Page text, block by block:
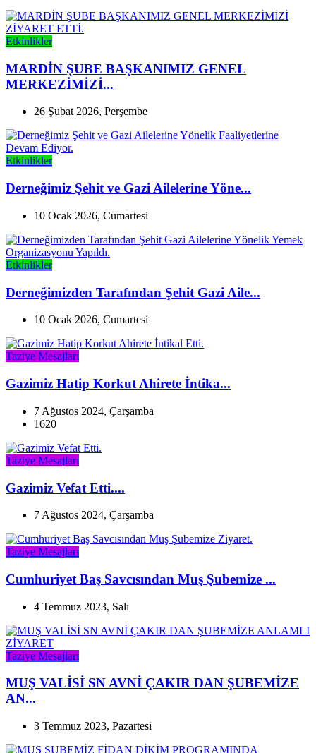
Etkinlikler
MARDİN ŞUBE BAŞKANIMIZ GENEL
MERKEZİMİZİ...
26 Şubat 2026, Perşembe
Etkinlikler
Derneğimiz Şehit ve Gazi Ailelerine Yöne...
10 Ocak 2026, Cumartesi
Etkinlikler
Derneğimizden Tarafından Şehit Gazi Aile...
10 Ocak 2026, Cumartesi
Taziye Mesajları
Gazimiz Hatip Korkut Ahirete İntika...
7 Ağustos 2024, Çarşamba
1620
Taziye Mesajları
Gazimiz Vefat Etti....
7 Ağustos 2024, Çarşamba
Taziye Mesajları
Cumhuriyet Baş Savcısından Muş Şubemize ...
4 Temmuz 2023, Salı
Taziye Mesajları
MUŞ VALİSİ SN AVNİ ÇAKIR DAN ŞUBEMİZE
AN...
3 Temmuz 2023, Pazartesi